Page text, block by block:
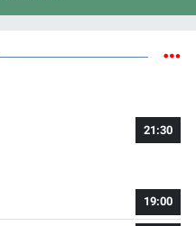
21:30
19:00